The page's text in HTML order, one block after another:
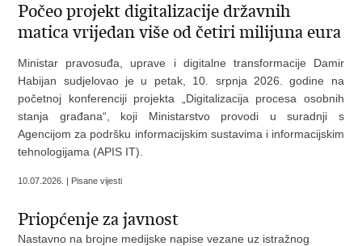
Počeo projekt digitalizacije državnih
matica vrijedan više od četiri milijuna eura
Ministar pravosuđa, uprave i digitalne transformacije Damir
Habijan sudjelovao je u petak, 10. srpnja 2026. godine na
početnoj konferenciji projekta „Digitalizacija procesa osobnih
stanja građana“, koji Ministarstvo provodi u suradnji s
Agencijom za podršku informacijskim sustavima i informacijskim
tehnologijama (APIS IT).
10.07.2026. | Pisane vijesti
Priopćenje za javnost
Nastavno na brojne medijske napise vezane uz istražnog